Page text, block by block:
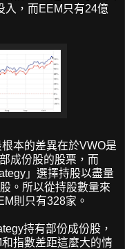
入，而EEM只有24億
本的差異在於VWO是
成份股的股票，而
」選擇持股以盡量
。所以從持股數量來
則只有328家。
持有部份成份股，
指數差距這麼大的情